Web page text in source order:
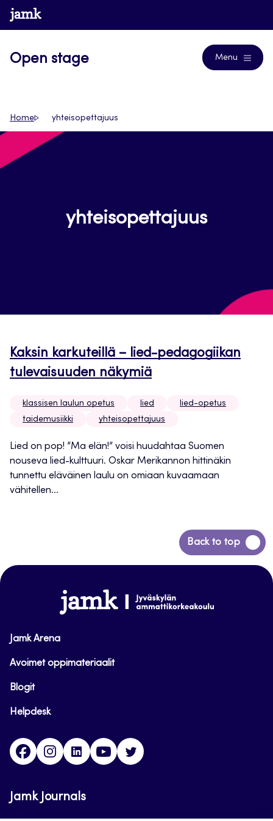
Siirry
suoraan
www.jamk.fi
Open stage Menu
Home yhteisopettajuus
yhteisopettajuus
Kaksin karkuteillä – lied-pedagogiikan
tulevaisuuden näkymiä
klassisen laulun opetus lied
lied-opetus
taidemusiikki
yhteisopettajuus
Lied on pop! ”Ma elän!” voisi huudahtaa Suomen
nouseva lied-kulttuuri. Oskar Merikannon hittinäkin
tunnettu eläväinen laulu on omiaan kuvaamaan
vähitellen...
Back to top
Siirry
takaisin
www.jamk.fi
Jamk Arena
Avoimet oppimateriaalit
Blogit
Helpdesk
FacebookInstagram
LinkedInYoutube
Jamk Journals